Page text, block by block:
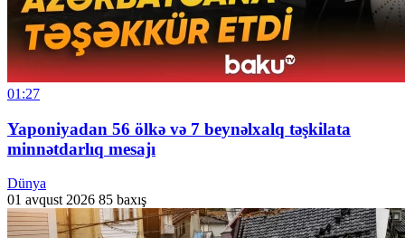
01:27
Yaponiyadan 56 ölkə və 7 beynəlxalq təşkilata
minnətdarlıq mesajı
Dünya
01 avqust 2026 85 baxış